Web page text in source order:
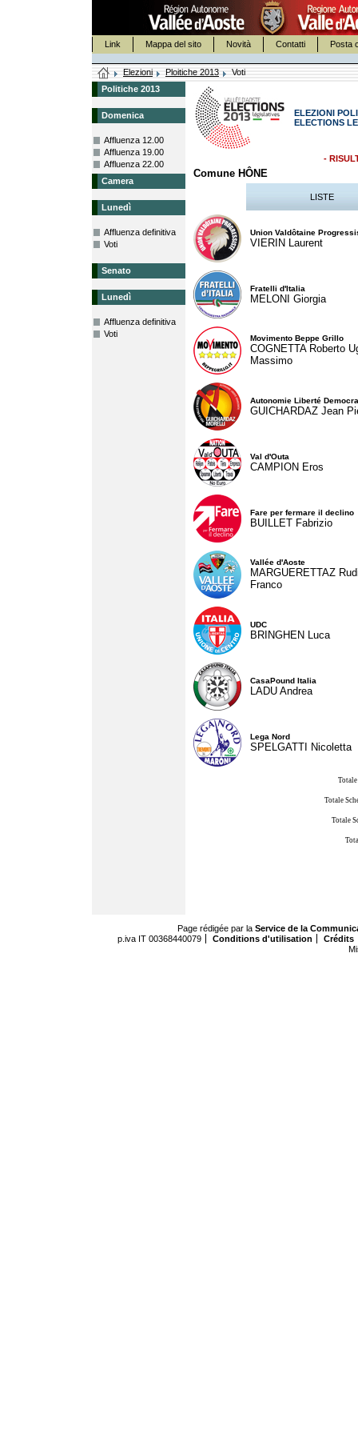
Link Mappa del sito Novità Contatti Posta
Elezioni Ploitiche 2013
Voti
Politiche 2013
Domenica
Affluenza 12.00
Affluenza 19.00
Affluenza 22.00
Camera
Lunedì
Affluenza definitiva
Voti
Senato
Lunedì
Affluenza definitiva
Voti
ELEZIONI
ELECTIONS
-
Comune HÔNE
LISTE
Union Valdôtaine
VIERIN Laurent
Fratelli d'Italia
MELONI Giorgia
Movimento Beppe Grillo
COGNETTA Roberto
Massimo
Autonomie Liberté
GUICHARDAZ Jean
Val d'Outa
CAMPION Eros
Fare per fermare il declino
BUILLET Fabrizio
Vallée d'Aoste
MARGUERETTAZ
Franco
UDC
BRINGHEN Luca
CasaPound Italia
LADU Andrea
Lega Nord
SPELGATTI Nicoletta
Totale
Totale
Page rédigée par la Service de la
p.iva IT 00368440079
Conditions d'utilisation
Crédits